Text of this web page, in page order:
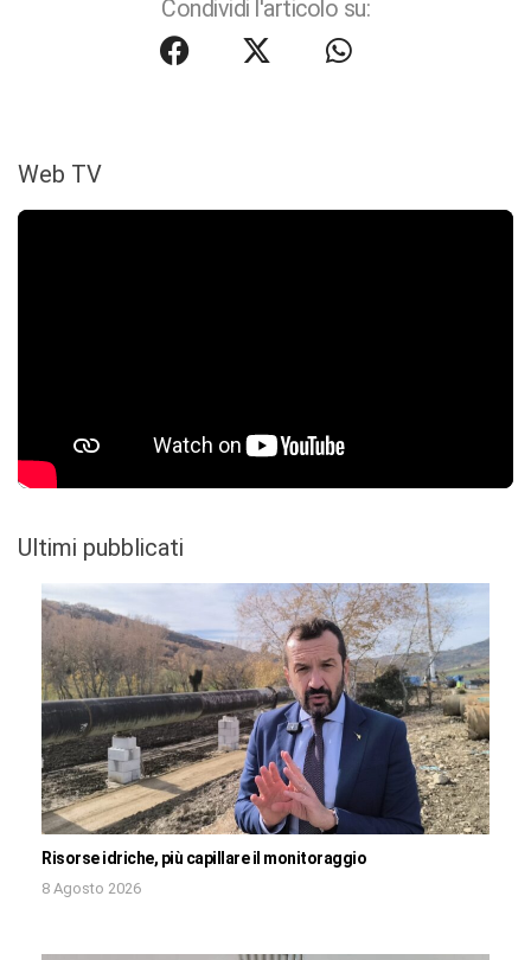
Condividi l'articolo su:
Web TV
Ultimi pubblicati
Risorse idriche, più capillare il monitoraggio
8 Agosto 2026